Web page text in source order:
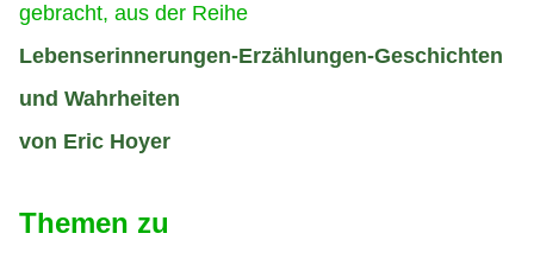
gebracht, aus der Reihe
Lebenserinnerungen-Erzählungen-Geschichten
und Wahrheiten
von Eric Hoyer
Themen zu